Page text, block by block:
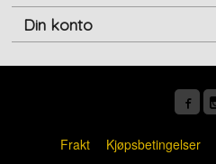
Din konto
Frakt Kjøpsbetingelser